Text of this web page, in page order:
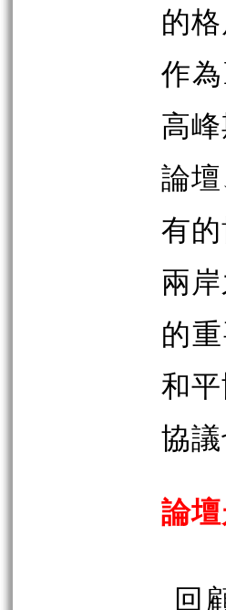
的
作
高
論
有
兩
的
和
協
論
回